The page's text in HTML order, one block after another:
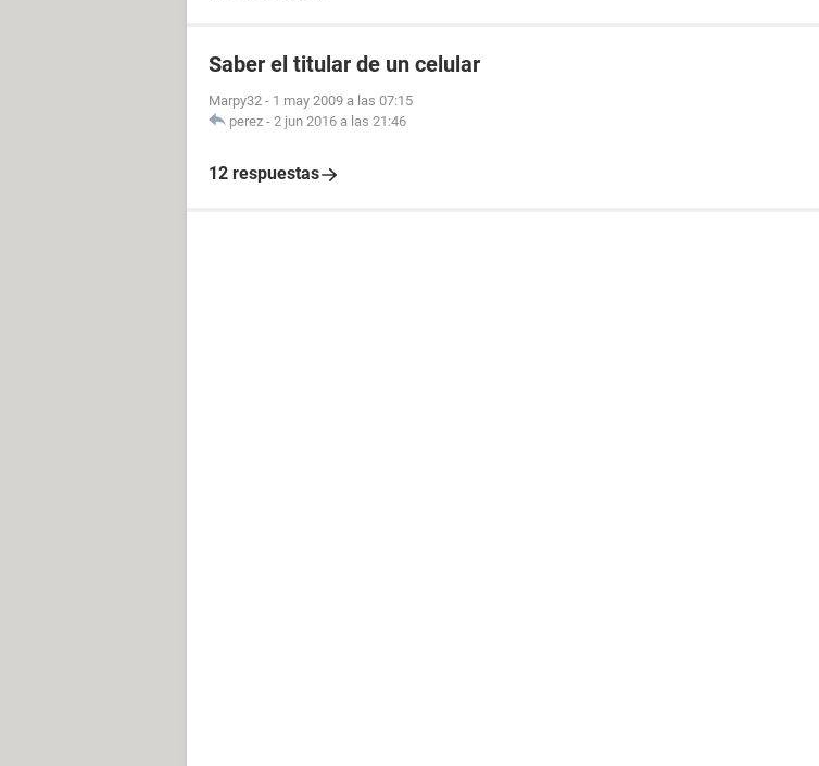
Saber el titular de un celular
Marpy32 - 1 may 2009 a las 07:15
perez - 2 jun 2016 a las 21:46
12 respuestas